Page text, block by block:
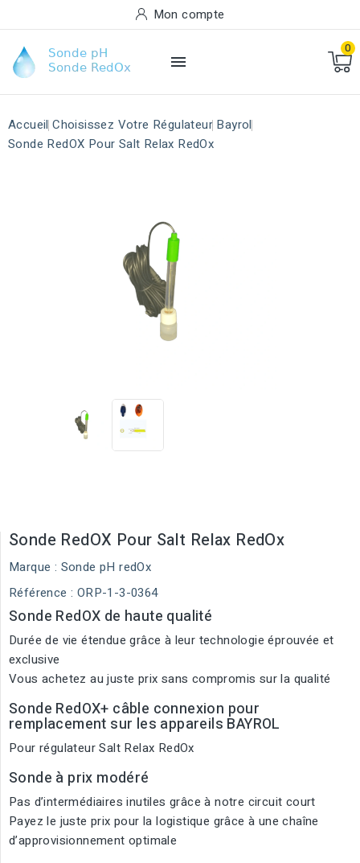
Mon compte

0
Accueil Choisissez Votre Régulateur Bayrol
Sonde RedOX Pour Salt Relax RedOx
Sonde RedOX Pour Salt Relax RedOx
Marque : Sonde pH redOx
Référence : ORP-1-3-0364
Sonde RedOX de haute qualité
Durée de vie étendue grâce à leur technologie éprouvée et
exclusive
Vous achetez au juste prix sans compromis sur la qualité
Sonde RedOX+ câble connexion pour
remplacement sur les appareils BAYROL
Pour régulateur Salt Relax RedOx
Sonde à prix modéré
Pas d’intermédiaires inutiles grâce à notre circuit court
Payez le juste prix pour la logistique grâce à une chaîne
d’approvisionnement optimale